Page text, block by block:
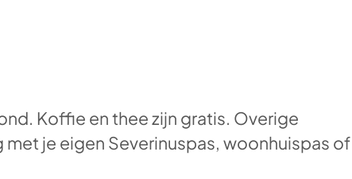
Koffie en thee zijn gratis. Overige
je eigen Severinuspas, woonhuispas of